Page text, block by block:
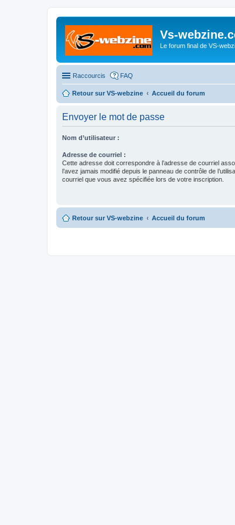
Vs-
Le forum final de VS-
Raccourcis FAQ
Retour sur VS-webzine Accueil du forum
Envoyer le mot de passe
Nom d’utilisateur :
Adresse de courriel :
Cette adresse doit correspondre à l’adresse de courriel
l’avez jamais modifié depuis le panneau de contrôle de
courriel que vous avez spécifiée lors de votre inscription.
Retour sur VS-webzine Accueil du forum